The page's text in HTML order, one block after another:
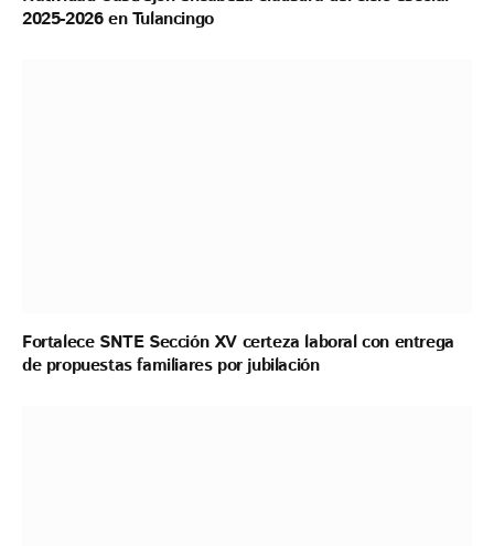
2025-2026 en Tulancingo
Fortalece SNTE Sección XV certeza laboral con entrega
de propuestas familiares por jubilación